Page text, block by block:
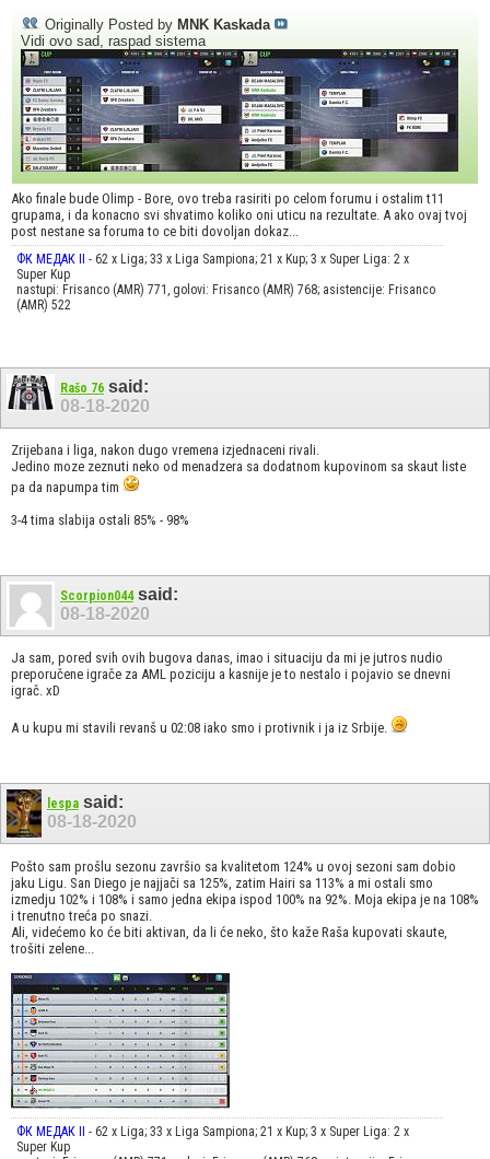
Originally Posted by MNK Kaskada
Vidi ovo sad, raspad sistema
Ako finale bude Olimp - Bore, ovo treba rasiriti po celom forumu i ostalim t11
grupama, i da konacno svi shvatimo koliko oni uticu na rezultate. A ako ovaj tvoj
post nestane sa foruma to ce biti dovoljan dokaz...
ФК МЕДАК II - 62 x Liga; 33 x Liga Sampiona; 21 x Kup; 3 x Super Liga: 2 x
Super Kup
nastupi: Frisanco (AMR) 771, golovi: Frisanco (AMR) 768; asistencije: Frisanco
(AMR) 522
Rašo 76 said:
08-18-2020
Zrijebana i liga, nakon dugo vremena izjednaceni rivali.
Jedino moze zeznuti neko od menadzera sa dodatnom kupovinom sa skaut liste
pa da napumpa tim
3-4 tima slabija ostali 85% - 98%
Scorpion044said:
08-18-2020
Ja sam, pored svih ovih bugova danas, imao i situaciju da mi je jutros nudio
preporučene igrače za AML poziciju a kasnije je to nestalo i pojavio se dnevni
igrač. xD
A u kupu mi stavili revanš u 02:08 iako smo i protivnik i ja iz Srbije.
lespasaid:
08-18-2020
Pošto sam prošlu sezonu završio sa kvalitetom 124% u ovoj sezoni sam dobio
jaku Ligu. San Diego je najjači sa 125%, zatim Hairi sa 113% a mi ostali smo
izmedju 102% i 108% i samo jedna ekipa ispod 100% na 92%. Moja ekipa je na 108%
i trenutno treća po snazi.
Ali, videćemo ko će biti aktivan, da li će neko, što kaže Raša kupovati skaute,
trošiti zelene...
ФК МЕДАК II - 62 x Liga; 33 x Liga Sampiona; 21 x Kup; 3 x Super Liga: 2 x
Super Kup